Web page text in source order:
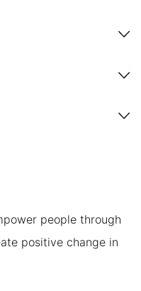
people through
positive change in